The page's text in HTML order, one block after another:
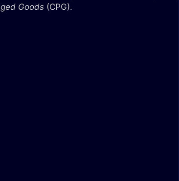
Goods (CPG).